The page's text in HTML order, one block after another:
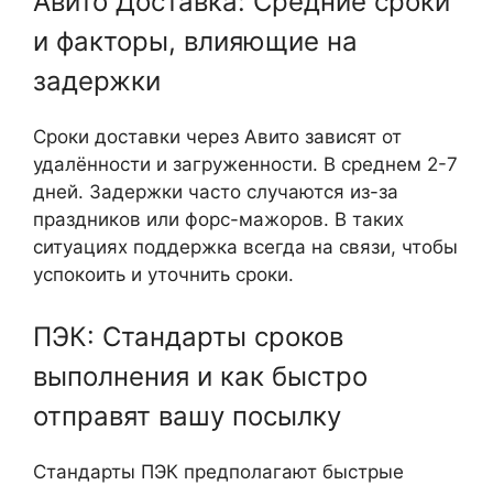
и факторы, влияющие на
задержки
Сроки доставки через Авито зависят от
удалённости и загруженности. В среднем 2-7
дней. Задержки часто случаются из-за
праздников или форс-мажоров. В таких
ситуациях поддержка всегда на связи, чтобы
успокоить и уточнить сроки.
ПЭК: Стандарты сроков
выполнения и как быстро
отправят вашу посылку
Стандарты ПЭК предполагают быстрые